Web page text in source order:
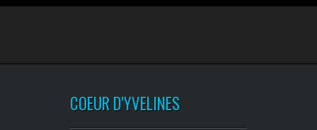
COEUR D'YVELINES